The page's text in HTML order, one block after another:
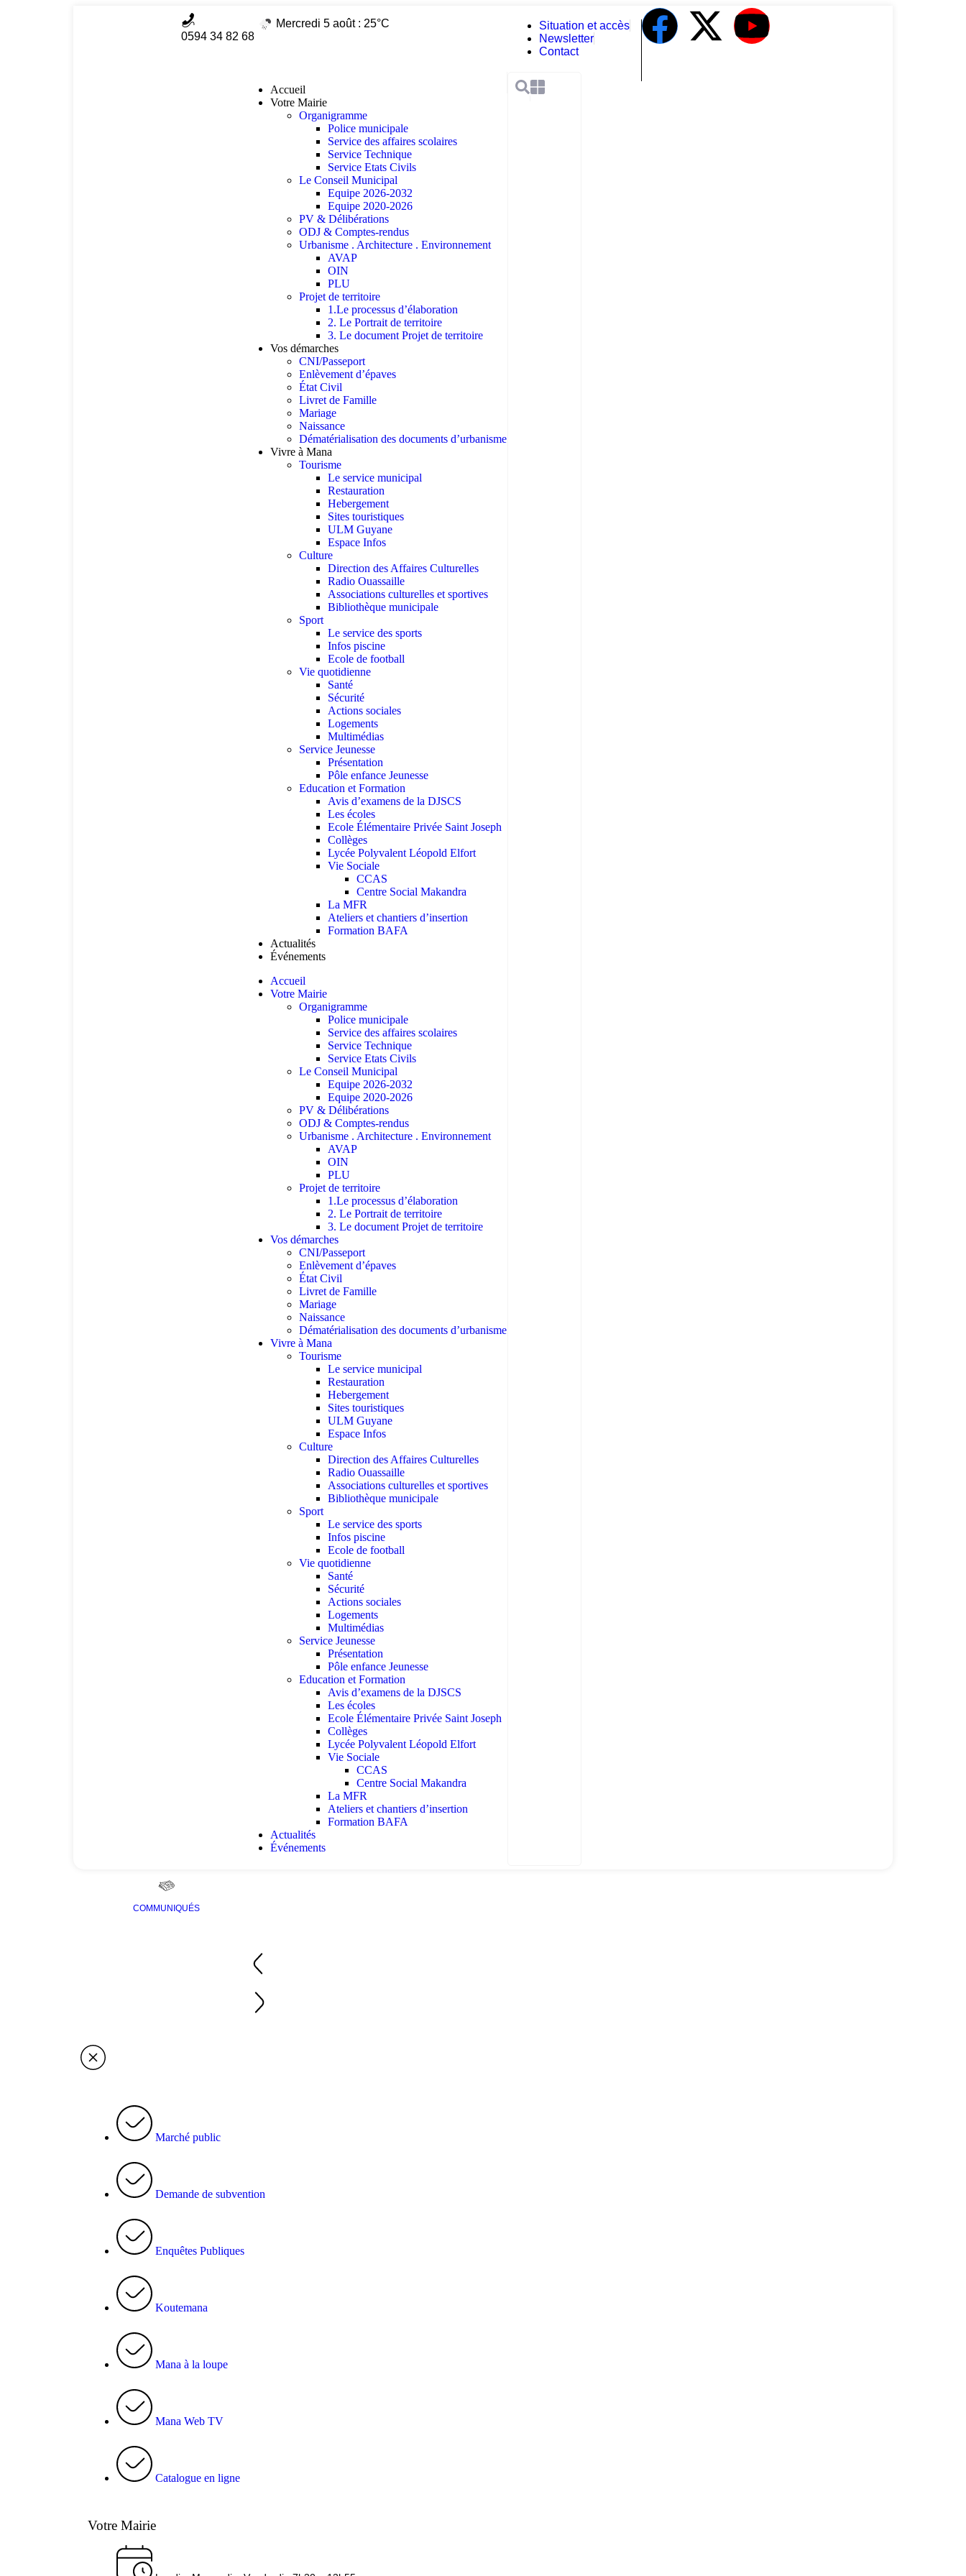
0594 34 82 68
Mercredi 5 août : 25°C
Situation et accès
Newsletter
Contact
Accueil
Votre Mairie
Organigramme
Police municipale
Service des affaires scolaires
Service Technique
Service Etats Civils
Le Conseil Municipal
Equipe 2026-2032
Equipe 2020-2026
PV & Délibérations
ODJ & Comptes-rendus
Urbanisme . Architecture . Environnement
AVAP
OIN
PLU
Projet de territoire
1.Le processus d’élaboration
2. Le Portrait de territoire
3. Le document Projet de territoire
Vos démarches
CNI/Passeport
Enlèvement d’épaves
État Civil
Livret de Famille
Mariage
Naissance
Dématérialisation des documents d’urbanisme
Vivre à Mana
Tourisme
Le service municipal
Restauration
Hebergement
Sites touristiques
ULM Guyane
Espace Infos
Culture
Direction des Affaires Culturelles
Radio Ouassaille
Associations culturelles et sportives
Bibliothèque municipale
Sport
Le service des sports
Infos piscine
Ecole de football
Vie quotidienne
Santé
Sécurité
Actions sociales
Logements
Multimédias
Service Jeunesse
Présentation
Pôle enfance Jeunesse
Education et Formation
Avis d’examens de la DJSCS
Les écoles
Ecole Élémentaire Privée Saint Joseph
Collèges
Lycée Polyvalent Léopold Elfort
Vie Sociale
CCAS
Centre Social Makandra
La MFR
Ateliers et chantiers d’insertion
Formation BAFA
Actualités
Événements
Accueil
Votre Mairie
Organigramme
Police municipale
Service des affaires scolaires
Service Technique
Service Etats Civils
Le Conseil Municipal
Equipe 2026-2032
Equipe 2020-2026
PV & Délibérations
ODJ & Comptes-rendus
Urbanisme . Architecture . Environnement
AVAP
OIN
PLU
Projet de territoire
1.Le processus d’élaboration
2. Le Portrait de territoire
3. Le document Projet de territoire
Vos démarches
CNI/Passeport
Enlèvement d’épaves
État Civil
Livret de Famille
Mariage
Naissance
Dématérialisation des documents d’urbanisme
Vivre à Mana
Tourisme
Le service municipal
Restauration
Hebergement
Sites touristiques
ULM Guyane
Espace Infos
Culture
Direction des Affaires Culturelles
Radio Ouassaille
Associations culturelles et sportives
Bibliothèque municipale
Sport
Le service des sports
Infos piscine
Ecole de football
Vie quotidienne
Santé
Sécurité
Actions sociales
Logements
Multimédias
Service Jeunesse
Présentation
Pôle enfance Jeunesse
Education et Formation
Avis d’examens de la DJSCS
Les écoles
Ecole Élémentaire Privée Saint Joseph
Collèges
Lycée Polyvalent Léopold Elfort
Vie Sociale
CCAS
Centre Social Makandra
La MFR
Ateliers et chantiers d’insertion
Formation BAFA
Actualités
Événements
COMMUNIQUÉS
Marché public
Demande de subvention
Enquêtes Publiques
Koutemana
Mana à la loupe
Mana Web TV
Catalogue en ligne
Votre Mairie